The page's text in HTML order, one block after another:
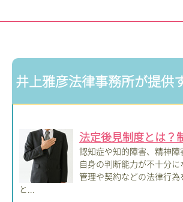
井上雅彦法律事務所が提供
法定後見制度とは？
認知症や知的障害、精神
自身の判断能力が不十分
管理や契約などの法律行為
と...